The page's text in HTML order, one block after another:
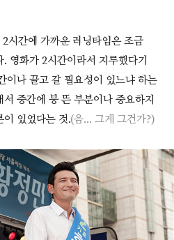
시간에 가까운 러닝타임은 조금
영화가 2시간이라서 지루했다기
이나 끌고 갈 필요성이 있느냐 하는
중간에 붕 뜬 부분이나 중요하지
이 있었다는 것.(음... 그게 그건가?)